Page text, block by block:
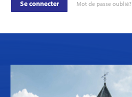
Se connecter Mot de passe oublié?